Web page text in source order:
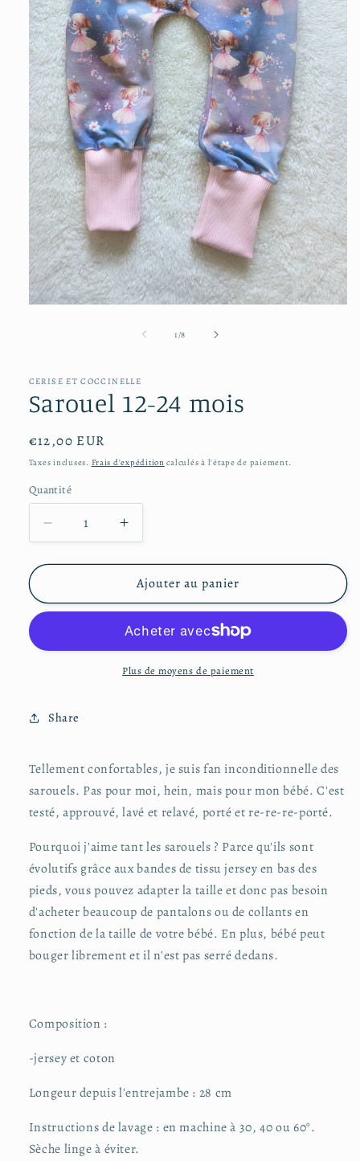
fenêtre
modale
1/de
8
CERISE ET COCCINELLE
Sarouel 12-24 mois
Prix
habituel
€12,00 EUR
Taxes incluses. Frais d'expédition calculés à l'étape de paiement.
Quantité
Réduire
la
quantité
Sarouel
mois
Augmenter
la
quantité
de
Sarouel
24
mois
Ajouter au panier
Plus de moyens de paiement
Share
Tellement confortables, je suis fan inconditionnelle des
sarouels. Pas pour moi, hein, mais pour mon bébé. C'est
testé, approuvé, lavé et relavé, porté et re-re-re-porté.
Pourquoi j'aime tant les sarouels ? Parce qu'ils sont
évolutifs grâce aux bandes de tissu jersey en bas des
pieds, vous pouvez adapter la taille et donc pas besoin
d'acheter beaucoup de pantalons ou de collants en
fonction de la taille de votre bébé. En plus, bébé peut
bouger librement et il n'est pas serré dedans.
Composition :
-jersey et coton
Longeur depuis l'entrejambe : 28 cm
Instructions de lavage : en machine à 30, 40 ou 60°.
Sèche linge à éviter.